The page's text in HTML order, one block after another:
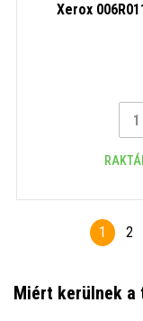
Xerox
1 2
Miért kerülnek a